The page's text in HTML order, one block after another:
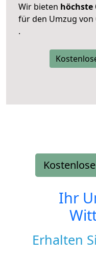
Wir bieten
für den Umzug
.
Ihr
Erhalten